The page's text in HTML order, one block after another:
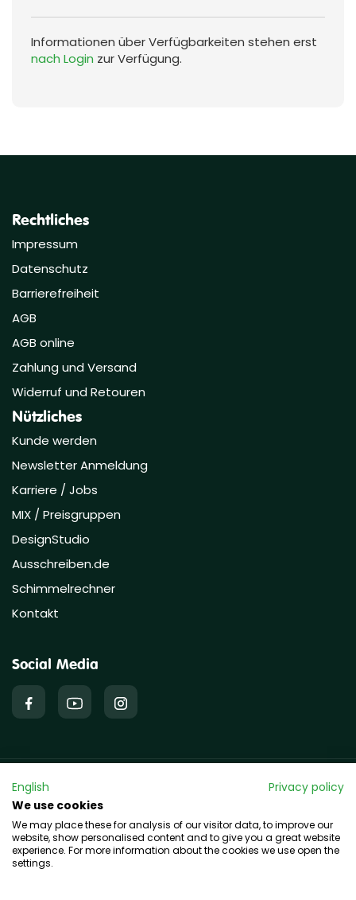
Informationen über Verfügbarkeiten stehen erst
nach Login zur Verfügung.
Rechtliches
Impressum
Datenschutz
Barrierefreiheit
AGB
AGB online
Zahlung und Versand
Widerruf und Retouren
Nützliches
Kunde werden
Newsletter Anmeldung
Karriere / Jobs
MIX / Preisgruppen
DesignStudio
Ausschreiben.de
Schimmelrechner
Kontakt
Social Media
English
Privacy policy
We use cookies
We may place these for analysis of our visitor data, to improve our
website, show personalised content and to give you a great website
experience. For more information about the cookies we use open the
settings.